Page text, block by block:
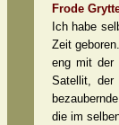
Frode
Ich habe
Zeit
eng mit der
Satellit, der
die im